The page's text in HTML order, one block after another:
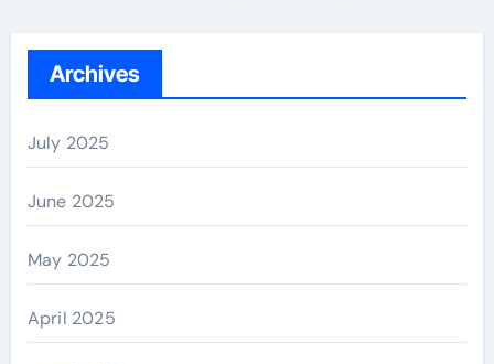
Archives
July 2025
June 2025
May 2025
April 2025